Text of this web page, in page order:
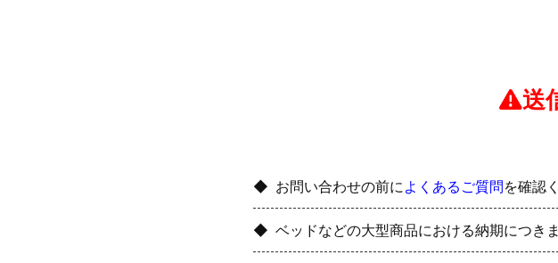
送
お問い合わせの前に よくあるご質問を確認
ベッドなどの大型商品における納期につき